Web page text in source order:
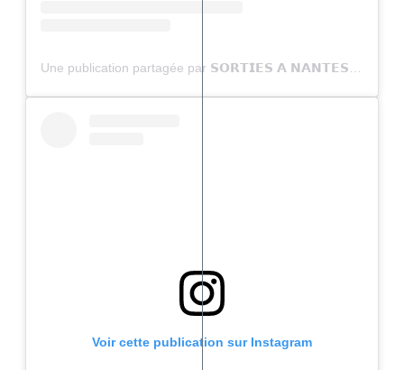
Voir cette publication sur Instagram